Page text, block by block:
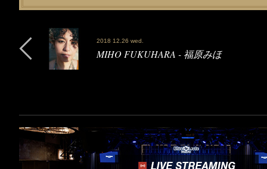
2018 12.26 wed.
MIHO FUKUHARA - 福原みほ